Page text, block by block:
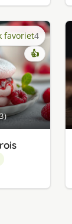
favoriet4
👍